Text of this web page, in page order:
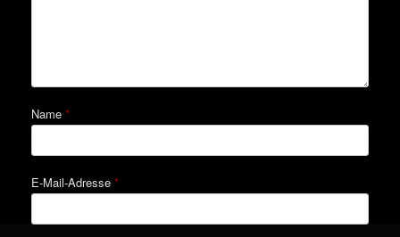
Name *
E-Mail-Adresse *